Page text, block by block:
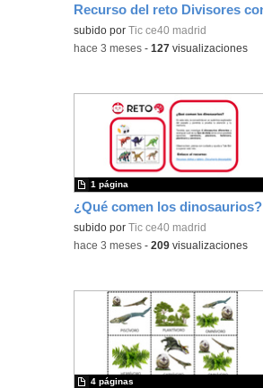
subido por Tic ce40 madrid
-hace 3 meses -127 visualizaciones
¿Qué comen los dinosaurios?
subido por Tic ce40 madrid
1 página
-hace 3 meses -209 visualizaciones
4 páginas